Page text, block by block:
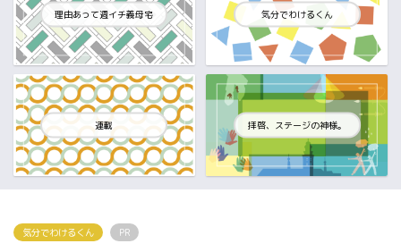
理由あって週イチ義母宅 気分でわけるくん
連載 拝啓、ステージの神様。
気分でわけるくん PR